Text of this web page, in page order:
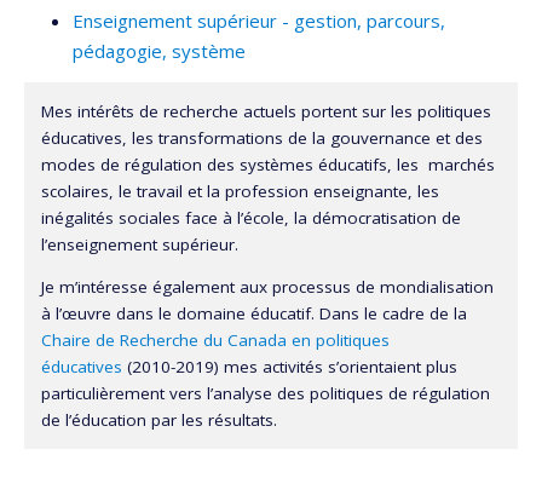
Enseignement supérieur - gestion, parcours,
pédagogie, système
Mes intérêts de recherche actuels portent sur les politiques
éducatives, les transformations de la gouvernance et des
modes de régulation des systèmes éducatifs, les marchés
scolaires, le travail et la profession enseignante, les
inégalités sociales face à l’école, la démocratisation de
l’enseignement supérieur.
Je m’intéresse également aux processus de mondialisation
à l’œuvre dans le domaine éducatif. Dans le cadre de la
Chaire de Recherche du Canada en politiques
éducatives (2010-2019) mes activités s’orientaient plus
particulièrement vers l’analyse des politiques de régulation
de l’éducation par les résultats.